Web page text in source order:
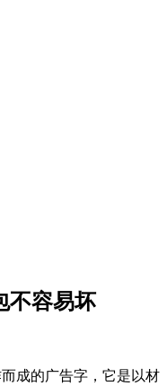
不容易坏
成的广告字，它是以材